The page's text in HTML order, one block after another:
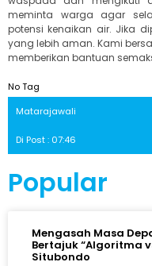
meminta warga agar
potensi kenaikan air. Jika
yang lebih aman. Kami
memberikan bantuan
No Tag
Matarajawali
Di Post : 07:46
Popular
Mengasah Masa
Bertajuk “Algoritma
Situbondo